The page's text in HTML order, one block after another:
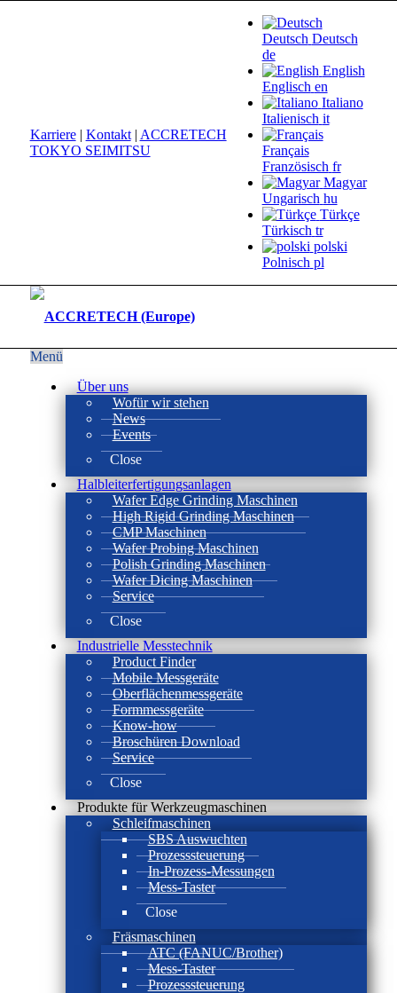
Deutsch Deutsch
de
English
Englisch en
Italiano
Italienisch it
Français
Französisch fr
Magyar
Ungarisch hu
Türkçe
Türkisch tr
polski
Polnisch pl
Karriere| Kontakt| ACCRETECH
TOKYO SEIMITSU
Menü
Über uns
Wofür wir stehen
News
Events
Close
Halbleiterfertigungsanlagen
Wafer Edge Grinding Maschinen
High Rigid Grinding Maschinen
CMP Maschinen
Wafer Probing Maschinen
Polish Grinding Maschinen
Wafer Dicing Maschinen
Service
Close
Industrielle Messtechnik
Product Finder
Mobile Messgeräte
Oberflächenmessgeräte
Formmessgeräte
Know-how
Broschüren Download
Service
Close
Produkte für Werkzeugmaschinen
Schleifmaschinen
SBS Auswuchten
Prozesssteuerung
In-Prozess-Messungen
Mess-Taster
Close
Fräsmaschinen
ATC (FANUC/Brother)
Mess-Taster
Prozesssteuerung